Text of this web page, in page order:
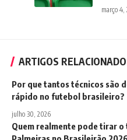
março 4,
ARTIGOS
Por que tantos técnicos são
rápido no futebol brasileiro?
julho 30, 2026
Quem realmente pode tirar